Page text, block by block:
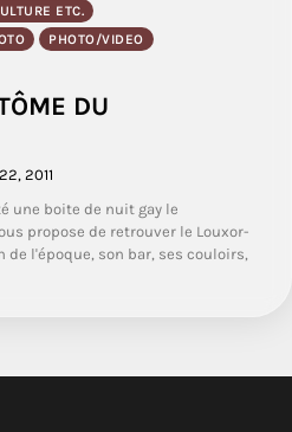
ETC.
PHOTO/VIDEO
DU
2011
une boite de nuit gay le
propose de retrouver le Louxor-
l'époque, son bar, ses couloirs,